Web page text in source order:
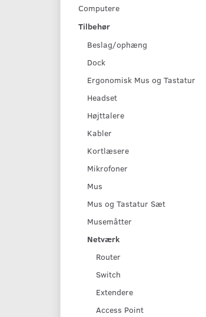
Computere
Tilbehør
Beslag/ophæng
Dock
Ergonomisk Mus og Tastatur
Headset
Højttalere
Kabler
Kortlæsere
Mikrofoner
Mus
Mus og Tastatur Sæt
Musemåtter
Netværk
Router
Switch
Extendere
Access Point